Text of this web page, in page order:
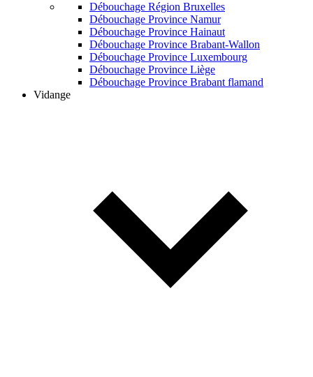
Débouchage Région Bruxelles
Débouchage Province Namur
Débouchage Province Hainaut
Débouchage Province Brabant-Wallon
Débouchage Province Luxembourg
Débouchage Province Liège
Débouchage Province Brabant flamand
Vidange